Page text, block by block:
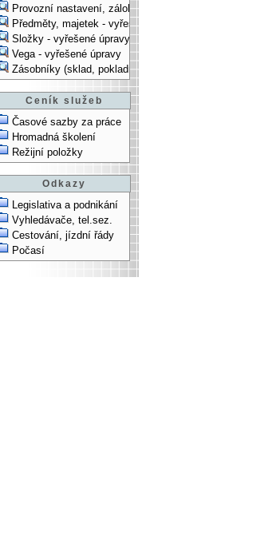
Provozní nastavení, zálohování, instalace, ... -
Předměty, majetek - vyřešené úpravy
Složky - vyřešené úpravy
Vega - vyřešené úpravy
Zásobníky (sklad, pokladna, bank. účet) - vyřešené
Ceník služeb
Časové sazby za práce
Hromadná školení
Režijní položky
Odkazy
Legislativa a podnikání
Vyhledávače, tel.sez.
Cestování, jízdní řády
Počasí